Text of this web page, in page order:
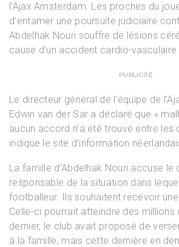
l’Ajax Amsterdam. Les proches du
d’entamer une poursuite judiciaire
Abdelhak Nouri souffre de lésions
cause d’un accident cardio-vasculaire
PUBLICITÉ
Le directeur général de l’équipe de
Edwin van der Sar a déclaré que «
aucun accord n’a été trouvé entre les
indique le site d’information
La famille d’Abdelhak Nouri accuse le
responsable de la situation dans
footballeur. Ils souhaitent recevoir
Celle-ci pourrait atteindre des millions
dernier, le club avait proposé de
à la famille, mais cette dernière en